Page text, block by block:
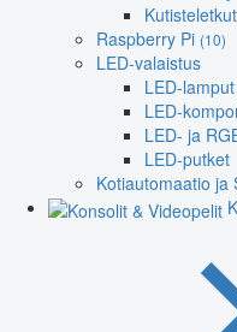
Kutisteletkut
Raspberry Pi (10)
LED-valaistus
LED-
LED-
LED- ja
LED-putket
Kotiautomaatio ja